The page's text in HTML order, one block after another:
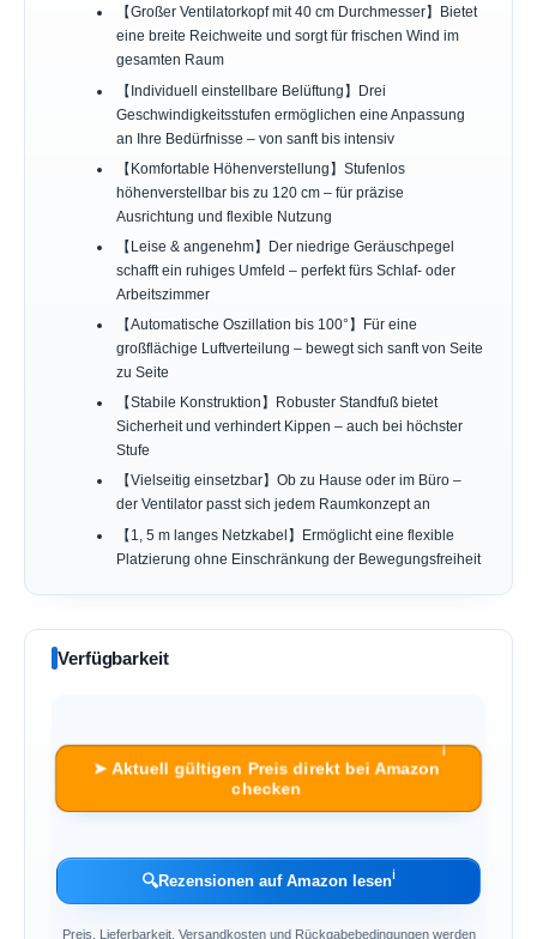
【Großer Ventilatorkopf mit 40 cm Durchmesser】Bietet
eine breite Reichweite und sorgt für frischen Wind im
gesamten Raum
【Individuell einstellbare Belüftung】Drei
Geschwindigkeitsstufen ermöglichen eine Anpassung
an Ihre Bedürfnisse – von sanft bis intensiv
【Komfortable Höhenverstellung】Stufenlos
höhenverstellbar bis zu 120 cm – für präzise
Ausrichtung und flexible Nutzung
【Leise & angenehm】Der niedrige Geräuschpegel
schafft ein ruhiges Umfeld – perfekt fürs Schlaf- oder
Arbeitszimmer
【Automatische Oszillation bis 100°】Für eine
großflächige Luftverteilung – bewegt sich sanft von Seite
zu Seite
【Stabile Konstruktion】Robuster Standfuß bietet
Sicherheit und verhindert Kippen – auch bei höchster
Stufe
【Vielseitig einsetzbar】Ob zu Hause oder im Büro –
der Ventilator passt sich jedem Raumkonzept an
【1, 5 m langes Netzkabel】Ermöglicht eine flexible
Platzierung ohne Einschränkung der Bewegungsfreiheit
Verfügbarkeit
➤ Aktuell gültigen Preis direkt bei Amazon
checken
ℹ︎
🔍Rezensionen auf Amazon lesenℹ︎
Preis, Lieferbarkeit, Versandkosten und Rückgabebedingungen werden